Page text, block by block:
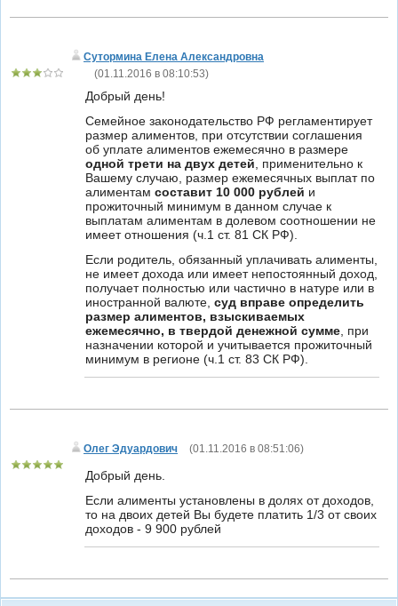
Сутормина Елена Александровна
(01.11.2016 в 08:10:53)
Добрый день!
Семейное законодательство РФ регламентирует
размер алиментов, при отсутствии соглашения
об уплате алиментов ежемесячно в размере
одной трети на двух детей , применительно к
Вашему случаю, размер ежемесячных выплат по
алиментам составит 10 000 рублей и
прожиточный минимум в данном случае к
выплатам алиментам в долевом соотношении не
имеет отношения (ч.1 ст. 81 СК РФ).
Если родитель, обязанный уплачивать алименты,
не имеет дохода или имеет непостоянный доход,
получает полностью или частично в натуре или в
иностранной валюте, суд вправе определить
размер алиментов, взыскиваемых
ежемесячно, в твердой денежной сумме , при
назначении которой и учитывается прожиточный
минимум в регионе (ч.1 ст. 83 СК РФ).
Олег Эдуардович (01.11.2016 в 08:51:06)
Добрый день.
Если алименты установлены в долях от доходов,
то на двоих детей Вы будете платить 1/3 от своих
доходов - 9 900 рублей